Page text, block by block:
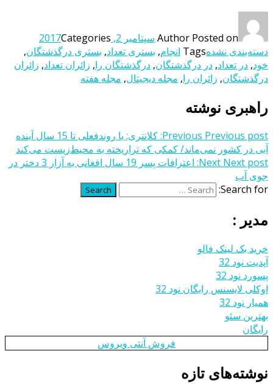
Author Posted on سپتامبر 2, 2017
Categories
دسته‌بندی نشدهTags انجام, بستری تعداد, بستری درگذشتگان,
خود, در‌ تعداد, در درگذشتگان, درگذشتگان را, زائران تعداد, زائران
درگذشتگان, زائران را, مجله دیجیتال, مجله هفته
راهبری نوشته
Previous Previous post:
کلانتری: با روندفعلی تا 15 سال آینده
آبی در کشور نمی‌ماند/ کمکی که تراریخته به محیط‌زیست می‌کند
Next Next post:
اعترافات پسر 19 سال افغانی به آزار 3 دختر در
جوی آب
Search for:
Search
مدیر :
خرید بک لینک فالو
آپدیت نود 32
پسورد نود 32
اوکلی لایسنس رایگان نود 32
همیار نود 32
بهترین سئو
رایگان
فروش آنتی ویروس
نوشته‌های تازه